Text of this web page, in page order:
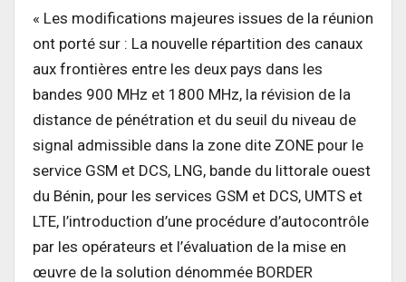
« Les modifications majeures issues de la réunion
ont porté sur : La nouvelle répartition des canaux
aux frontières entre les deux pays dans les
bandes 900 MHz et 1800 MHz, la révision de la
distance de pénétration et du seuil du niveau de
signal admissible dans la zone dite ZONE pour le
service GSM et DCS, LNG, bande du littorale ouest
du Bénin, pour les services GSM et DCS, UMTS et
LTE, l’introduction d’une procédure d’autocontrôle
par les opérateurs et l’évaluation de la mise en
œuvre de la solution dénommée BORDER